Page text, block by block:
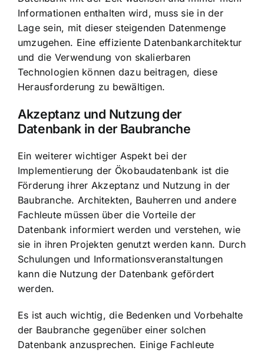
Informationen enthalten wird, muss sie in der
Lage sein, mit dieser steigenden Datenmenge
umzugehen. Eine effiziente Datenbankarchitektur
und die Verwendung von skalierbaren
Technologien können dazu beitragen, diese
Herausforderung zu bewältigen.
Akzeptanz und Nutzung der
Datenbank in der Baubranche
Ein weiterer wichtiger Aspekt bei der
Implementierung der Ökobaudatenbank ist die
Förderung ihrer Akzeptanz und Nutzung in der
Baubranche. Architekten, Bauherren und andere
Fachleute müssen über die Vorteile der
Datenbank informiert werden und verstehen, wie
sie in ihren Projekten genutzt werden kann. Durch
Schulungen und Informationsveranstaltungen
kann die Nutzung der Datenbank gefördert
werden.
Es ist auch wichtig, die Bedenken und Vorbehalte
der Baubranche gegenüber einer solchen
Datenbank anzusprechen. Einige Fachleute